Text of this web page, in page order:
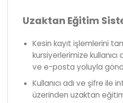
Uzaktan Eğitim
Kesin kayıt işlemlerini
kursiyerlerimize kullanıcı
ve e-posta yoluyla
Kullanıcı adı ve şifre ile
üzerinden uzaktan